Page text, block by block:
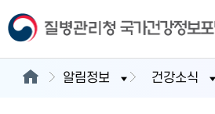
알림정보 건강소식